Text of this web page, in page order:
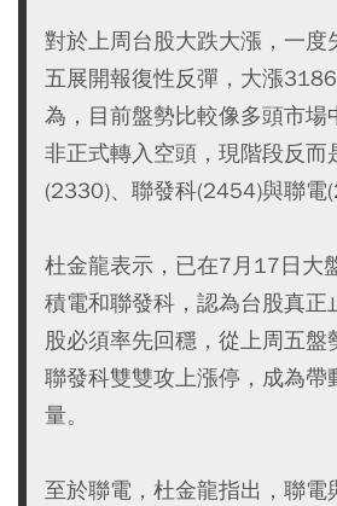
對於上周台股大跌大漲，一度
五展開報復性反彈，大漲
為，目前盤勢比較像多頭市場
非正式轉入空頭，現階段反而
(2330)、聯發科(2454)與聯電
杜金龍表示，已在7月17日大
積電和聯發科，認為台股真正
股必須率先回穩，從上周五盤
聯發科雙雙攻上漲停，成為帶
量。
至於聯電，杜金龍指出，聯電